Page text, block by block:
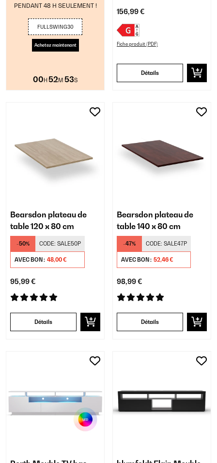
PENDANT 48 H SEULEMENT !
FULLSWING30
Achetez maintenant
00 H 52M 52S
156,99 €
Fiche produit (PDF)
Détails
Bearsdon plateau de
table 120 x 80 cm
-50% CODE: SALE50P
AVEC BON : 48,00 €
95,99 €
Détails
Bearsdon plateau de
table 140 x 80 cm
-47% CODE: SALE47P
AVEC BON : 52,46 €
98,99 €
Détails